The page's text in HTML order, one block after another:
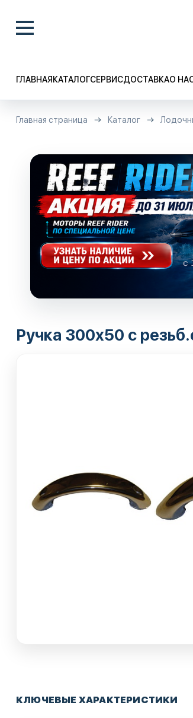
ГЛАВНАЯ КАТАЛОГСЕРВИСДОСТАВКАО
Главная страница Каталог
Ручка 300х50 с
КЛЮЧЕВЫЕ ХАРАКТЕРИСТИКИ